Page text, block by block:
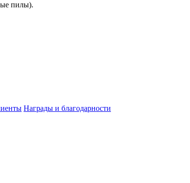
пилы).
Награды и благодарности